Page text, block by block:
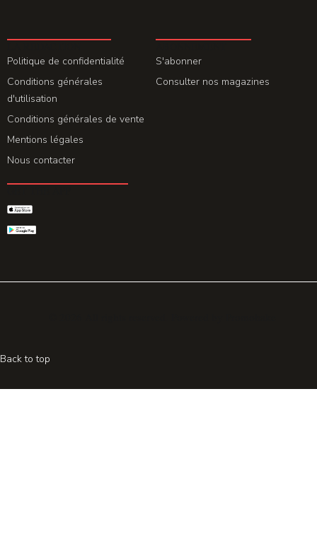
Politique de confidentialité
Conditions générales
d'utilisation
Conditions générales de vente
Mentions légales
Nous contacter
S'abonner
Consulter nos magazines
Back to top